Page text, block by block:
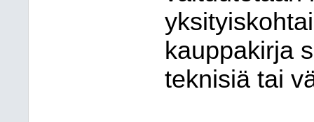
kauppakirja
teknisiä tai